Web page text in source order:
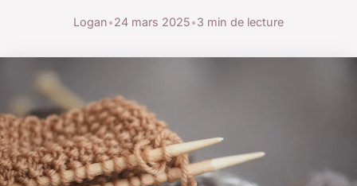
Logan•24 mars 2025•3 min de lecture